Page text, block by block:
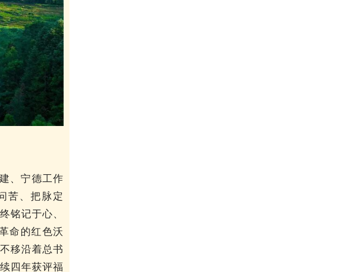
、宁德工作
苦、把脉定
铭记于心、
命的红色沃
移沿着总书
四年获评福